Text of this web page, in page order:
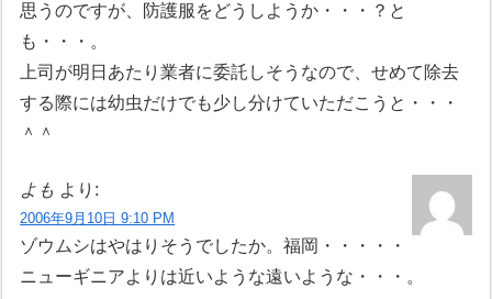
思うのですが、防護服をどうしようか・・・？と
も・・・。
上司が明日あたり業者に委託しそうなので、せめて除去
する際には幼虫だけでも少し分けていただこうと・・・
＾＾
よも より:
2006年9月10日 9:10 PM
ゾウムシはやはりそうでしたか。福岡・・・・・
ニューギニアよりは近いような遠いような・・・。